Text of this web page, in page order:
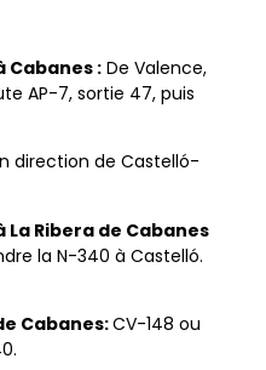
Cabanes : De Valence,
AP-7, sortie 47, puis
direction de Castelló-
La Ribera de Cabanes
la N-340 à Castelló.
Cabanes:CV-148 ou